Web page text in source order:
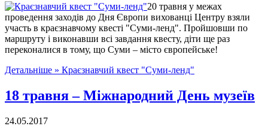
20 травня у межах
проведення заходів до Дня Європи вихованці Центру взяли
участь в краєзнавчому квесті "Суми-ленд". Пройшовши по
маршруту і виконавши всі завдання квесту, діти ще раз
переконалися в тому, що Суми – місто європейське!
Детальніше » Краєзнавчий квест "Суми-ленд"
18 травня – Міжнародний День музеїв
24.05.2017